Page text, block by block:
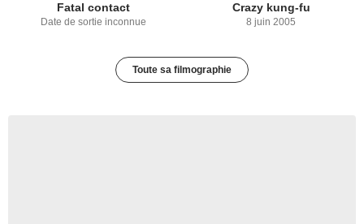
Fatal contact
Date de sortie inconnue
Crazy kung-fu
8 juin 2005
Toute sa filmographie